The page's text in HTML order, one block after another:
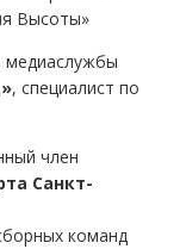
Высоты»
медиаслужбы
, специалист по
член
Санкт-
команд